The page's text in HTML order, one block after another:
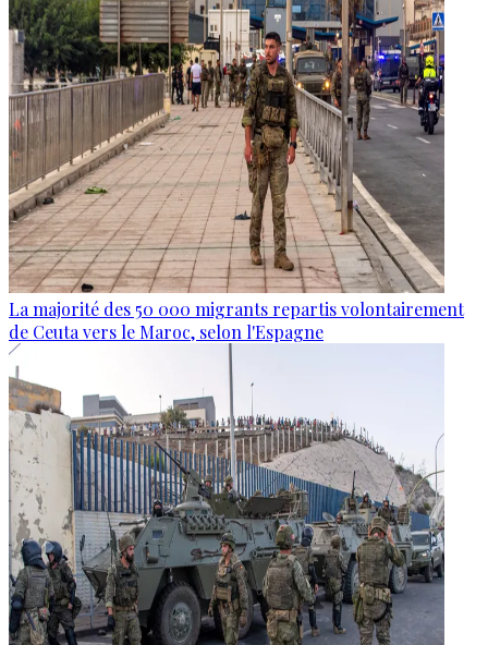
La majorité des 50 000 migrants repartis volontairement
de Ceuta vers le Maroc, selon l'Espagne